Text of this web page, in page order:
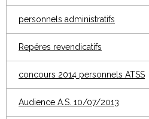
personnels administratifs
Repéres revendicatifs
concours 2014 personnels ATSS
Audience A.S. 10/07/2013